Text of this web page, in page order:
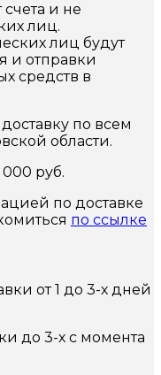
и не
лиц.
лиц будут
и отправки
средств в
по всем
области.
руб.
по доставке
по ссылке
от 1 до 3-х дней
до 3-х с момента